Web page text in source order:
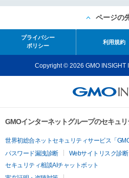
ページの
プライバシー
ポリシー
利用規約
Copyright © 2026 GMO INSIGHT
GMOインターネットグループのセキュ
世界初総合ネットセキュリティサービス「
パスワード漏洩診断
Webサイトリスク診断
セキュリティ相談AIチャットボット